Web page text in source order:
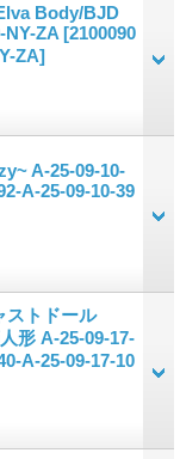
Body/BJD
NY-ZA [2100090
ZA]
A-25-09-10-
A-25-09-10-39
ストドール
形 A-25-09-17-
A-25-09-17-10